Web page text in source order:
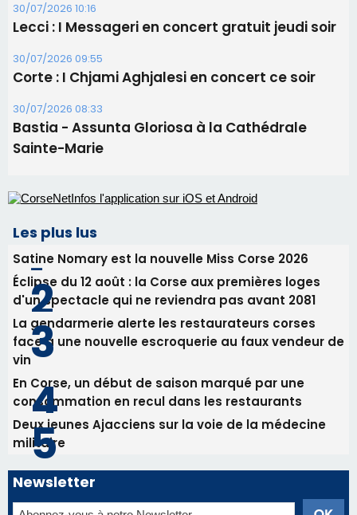
30/07/2026 10:16
Lecci : I Messageri en concert gratuit jeudi soir
30/07/2026 09:55
Corte : I Chjami Aghjalesi en concert ce soir
30/07/2026 08:33
Bastia - Assunta Gloriosa à la Cathédrale
Sainte-Marie
Les plus lus
Satine Nomary est la nouvelle Miss Corse 2026
Éclipse du 12 août : la Corse aux premières loges
d'un spectacle qui ne reviendra pas avant 2081
La gendarmerie alerte les restaurateurs corses
face à une nouvelle escroquerie au faux vendeur de
vin
En Corse, un début de saison marqué par une
consommation en recul dans les restaurants
Deux jeunes Ajacciens sur la voie de la médecine
militaire
Newsletter